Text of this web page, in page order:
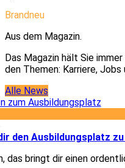
Brandneu
Aus dem Magazin.
Das Magazin hält Sie
den Themen: Karriere, Jobs
Alle News
den Ausbildungsplatz
das bringt dir einen